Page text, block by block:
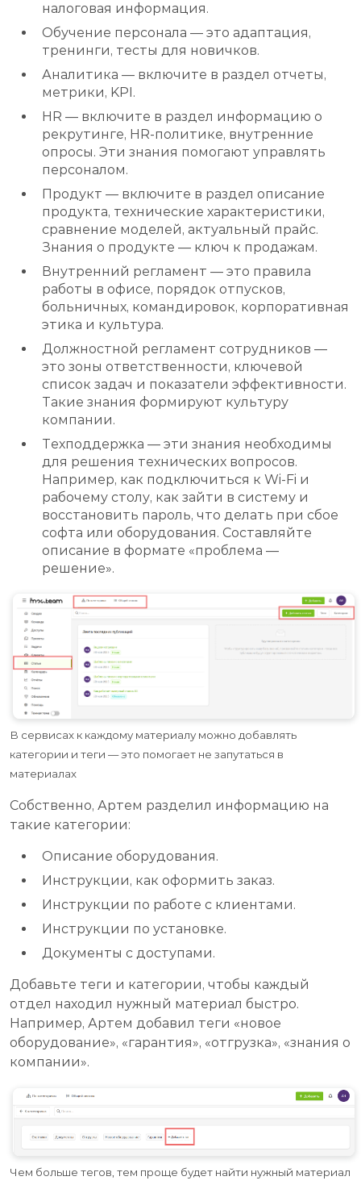
налоговая информация.
Обучение персонала — это адаптация,
тренинги, тесты для новичков.
Аналитика — включите в раздел отчеты,
метрики, KPI.
HR — включите в раздел информацию о
рекрутинге, HR-политике, внутренние
опросы. Эти знания помогают управлять
персоналом.
Продукт — включите в раздел описание
продукта, технические характеристики,
сравнение моделей, актуальный прайс.
Знания о продукте — ключ к продажам.
Внутренний регламент — это правила
работы в офисе, порядок отпусков,
больничных, командировок, корпоративная
этика и культура.
Должностной регламент сотрудников —
это зоны ответственности, ключевой
список задач и показатели эффективности.
Такие знания формируют культуру
компании.
Техподдержка — эти знания необходимы
для решения технических вопросов.
Например, как подключиться к Wi-Fi и
рабочему столу, как зайти в систему и
восстановить пароль, что делать при сбое
софта или оборудования. Составляйте
описание в формате ‭«проблема —
решение».
В сервисах к каждому материалу можно добавлять
категории и теги — это помогает не запутаться в
материалах
Собственно, Артем разделил информацию на
такие категории:
Описание оборудования.
Инструкции, как оформить заказ.
Инструкции по работе с клиентами.
Инструкции по установке.
Документы с доступами.
Добавьте теги и категории, чтобы каждый
отдел находил нужный материал быстро.
Например, Артем добавил теги «новое
оборудование», «гарантия», «отгрузка», «знания о
компании».
Чем больше тегов, тем проще будет найти нужный материал